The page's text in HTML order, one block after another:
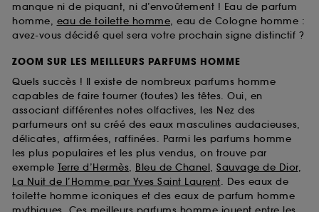
manque ni de piquant, ni d’envoûtement ! Eau de parfum
homme, eau de toilette homme, eau de Cologne homme :
avez-vous décidé quel sera votre prochain signe distinctif ?
ZOOM SUR LES MEILLEURS PARFUMS HOMME
Quels succès ! Il existe de nombreux parfums homme
capables de faire tourner (toutes) les têtes. Oui, en
associant différentes notes olfactives, les Nez des
parfumeurs ont su créé des eaux masculines audacieuses,
délicates, affirmées, raffinées. Parmi les parfums homme
les plus populaires et les plus vendus, on trouve par
exemple Terre d’Hermès, Bleu de Chanel, Sauvage de Dior,
La Nuit de l’Homme par Yves Saint Laurent. Des eaux de
toilette homme iconiques et des eaux de parfum homme